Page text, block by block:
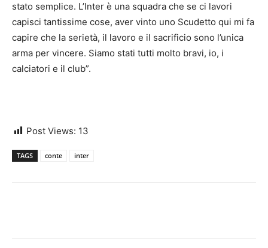
stato semplice. L’Inter è una squadra che se ci lavori
capisci tantissime cose, aver vinto uno Scudetto qui mi fa
capire che la serietà, il lavoro e il sacrificio sono l’unica
arma per vincere. Siamo stati tutti molto bravi, io, i
calciatori e il club”.
Post Views: 13
TAGS conte inter